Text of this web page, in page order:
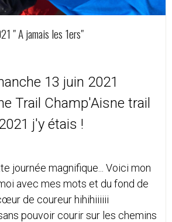
" A jamais les 1ers"
13 juin 2021
Trail Champ'Aisne trail
j'y étais !
journée magnifique... Voici mon
avec mes mots et du fond de
de coureur hihihiiiiii
pouvoir courir sur les chemins